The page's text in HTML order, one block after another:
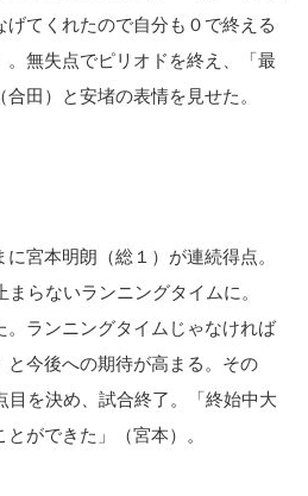
てくれたので自分も０で終える
。無失点でピリオドを終え、「最
田）と安堵の表情を見せた。
宮本明朗（総１）が連続得点。
らないランニングタイムに。
。ランニングタイムじゃなければ
と今後への期待が高まる。その
目を決め、試合終了。「終始中大
ができた」（宮本）。